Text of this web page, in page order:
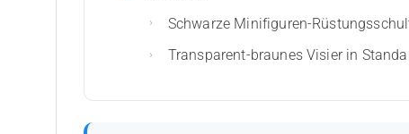
Schwarze Minifiguren-
Transparent-braunes Visier in